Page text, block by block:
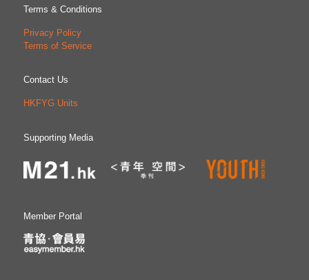
Terms & Conditions
Privacy Policy
Terms of Service
Contact Us
HKFYG Units
Supporting Media
Member Portal